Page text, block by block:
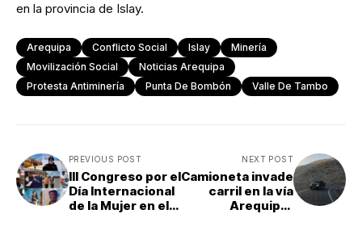
en la provincia de Islay.
Arequipa Conflicto Social Islay
Minería
Movilización Social
Noticias Arequipa
Protesta Antiminería
Punta De Bombón Valle De Tambo
PREVIOUS POST
III Congreso por el
Día Internacional
de la Mujer en el
NEXT POST
Camioneta invade
carril en la vía
Arequipa-